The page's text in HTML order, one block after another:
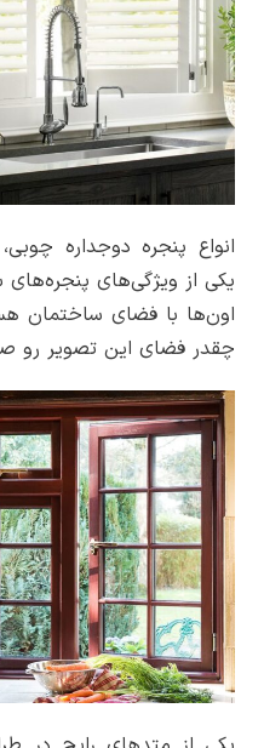
انواع پنجره دوجداره
یکی از ویژگی‌های
اون‌ها با فضای ساختمان
چقدر فضای این تصویر رو